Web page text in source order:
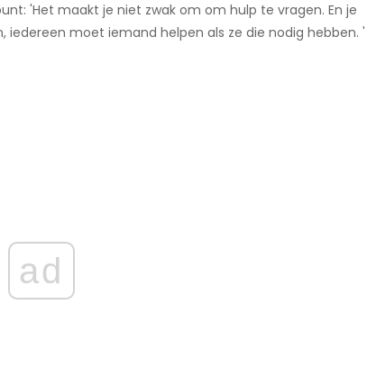
'Het maakt je niet zwak om om hulp te vragen. En je
moet iemand helpen als ze die nodig hebben. '
ad